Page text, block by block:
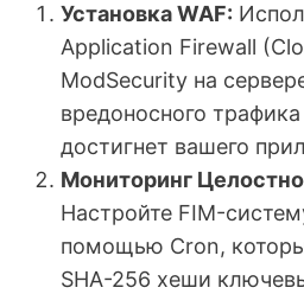
Установка WAF:
Application Firewall
ModSecurity на
вредоносного
достигнет вашего
Мониторинг
Настройте FIM-
помощью Cron,
SHA-256 хеши